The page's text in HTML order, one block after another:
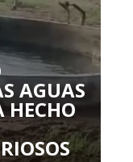
AGUAS
HECHO